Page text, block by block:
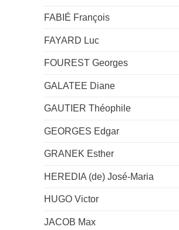
FABIÉ François
FAYARD Luc
FOUREST Georges
GALATEE Diane
GAUTIER Théophile
GEORGES Edgar
GRANEK Esther
HEREDIA (de) José-Maria
HUGO Victor
JACOB Max